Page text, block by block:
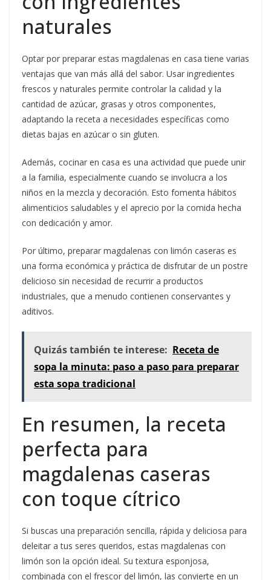
naturales
Optar por preparar estas magdalenas en casa tiene varias
ventajas que van más allá del sabor. Usar ingredientes
frescos y naturales permite controlar la calidad y la
cantidad de azúcar, grasas y otros componentes,
adaptando la receta a necesidades específicas como
dietas bajas en azúcar o sin gluten.
Además, cocinar en casa es una actividad que puede unir
a la familia, especialmente cuando se involucra a los
niños en la mezcla y decoración. Esto fomenta hábitos
alimenticios saludables y el aprecio por la comida hecha
con dedicación y amor.
Por último, preparar magdalenas con limón caseras es
una forma económica y práctica de disfrutar de un postre
delicioso sin necesidad de recurrir a productos
industriales, que a menudo contienen conservantes y
aditivos.
Quizás también te interese: Receta de
sopa la minuta: paso a paso para preparar
esta sopa tradicional
En resumen, la receta
perfecta para
magdalenas caseras
con toque cítrico
Si buscas una preparación sencilla, rápida y deliciosa para
deleitar a tus seres queridos, estas magdalenas con
limón son la opción ideal. Su textura esponjosa,
combinada con el frescor del limón, las convierte en un